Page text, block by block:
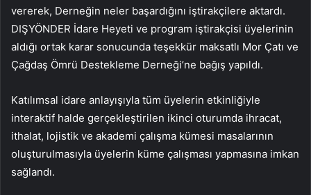
vererek, Derneğin neler başardığını iştirakçilere aktardı.
DIŞYÖNDER İdare Heyeti ve program iştirakçisi üyelerinin
aldığı ortak karar sonucunda teşekkür maksatlı Mor Çatı ve
Çağdaş Ömrü Destekleme Derneği’ne bağış yapıldı.
Katılımsal idare anlayışıyla tüm üyelerin etkinliğiyle
interaktif halde gerçekleştirilen ikinci oturumda ihracat,
ithalat, lojistik ve akademi çalışma kümesi masalarının
oluşturulmasıyla üyelerin küme çalışması yapmasına imkan
sağlandı.